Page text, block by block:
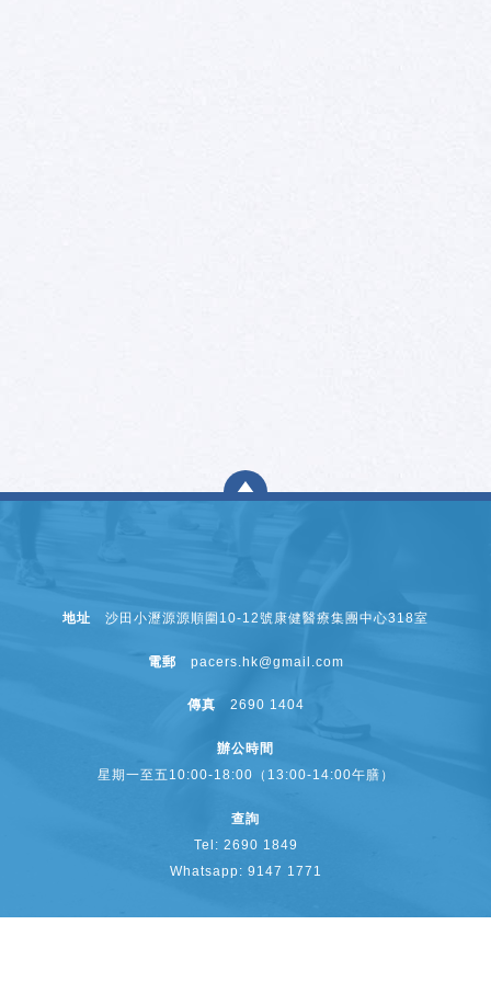
地址 沙田小瀝源源順圍10-12號康健醫療集團中心318室
電郵 pacers.hk@gmail.com
傳真 2690 1404
辦公時間
星期一至五10:00-18:00（13:00-14:00午膳）
查詢
Tel: 2690 1849
Whatsapp: 9147 1771